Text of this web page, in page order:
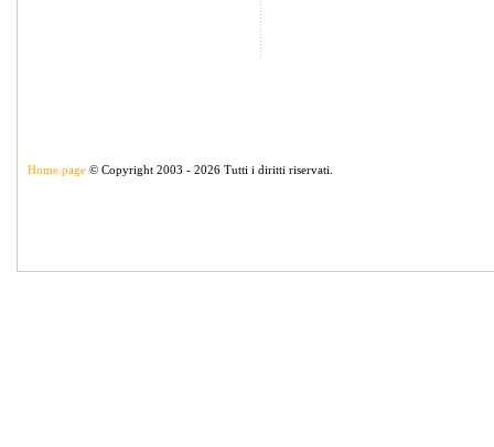
Home page © Copyright 2003 - 2026 Tutti i diritti riservati.